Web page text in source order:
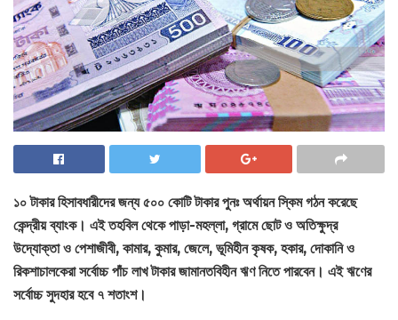
১০ টাকার হিসাবধারীদের জন্য ৫০০ কোটি টাকার পুনঃ অর্থায়ন স্কিম গঠন করেছে
কেন্দ্রীয় ব্যাংক। এই তহবিল থেকে পাড়া-মহল্লা, গ্রামে ছোট ও অতিক্ষুদ্র
উদ্যোক্তা ও পেশাজীবী, কামার, কুমার, জেলে, ভূমিহীন কৃষক, হকার, দোকানি ও
রিকশাচালকেরা সর্বোচ্চ পাঁচ লাখ টাকার জামানতবিহীন ঋণ নিতে পারবেন। এই ঋণের
সর্বোচ্চ সুদহার হবে ৭ শতাংশ।